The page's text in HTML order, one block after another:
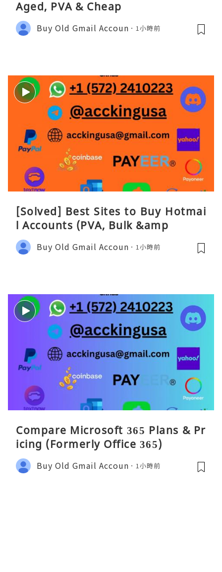
Aged, PVA & Cheap
Buy Old Gmail Accoun 1小時前
[Solved] Best Sites to Buy Hotmai
l Accounts (PVA, Bulk &amp
Buy Old Gmail Accoun 1小時前
Compare Microsoft 365 Plans & Pr
icing (Formerly Office 365)
Buy Old Gmail Accoun 1小時前